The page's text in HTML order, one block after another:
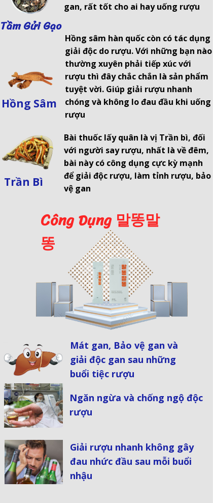
Tầm Gửi Gạo
Hồng Sâm
Trần Bì
gan, rất tốt cho ai hay uống rượu
Hồng sâm hàn quốc còn có tác dụng
giải độc do rượu. Với những bạn nào
thường xuyên phải tiếp xúc với
rượu thì đây chắc chắn là sản phẩm
tuyệt vời. Giúp giải rượu nhanh
chóng và không lo đau đầu khi uống
rượu
Bài thuốc lấy quân là vị Trần bì, đối
với người say rượu, nhất là về đêm,
bài này có công dụng cực kỳ mạnh
để giải độc rượu, làm tỉnh rượu, bảo
vệ gan
Công Dụng 말똥말
똥
Mát gan, Bảo vệ gan và
giải độc gan sau những
buổi tiệc rượu
Ngăn ngừa và chống ngộ độc
rượu
Giải rượu nhanh không gây
đau nhức đầu sau mỗi buổi
nhậu